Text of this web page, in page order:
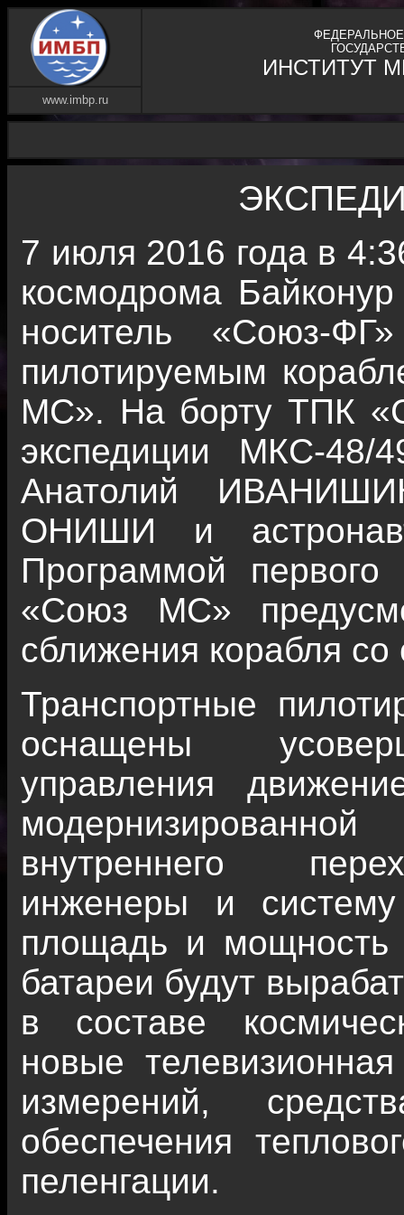
ИНСТИТУТ
www.imbp.ru
7 июля 2016 года в
космодрома
носитель «Союз-
пилотируемым
МС». На борту ТПК
экспедиции МКС-
Анатолий
ОНИШИ и
Программой первого
«Союз МС»
сближения корабля со
Транспортные
оснащены
управления
внутреннего
инженеры и систему
площадь и мощность
батареи будут
в составе
новые
измерений,
обеспечения
пеленгации.